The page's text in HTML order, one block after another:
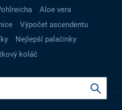
Aloe vera
Výpočet ascendentu
Nejlepší palačinky
koláč